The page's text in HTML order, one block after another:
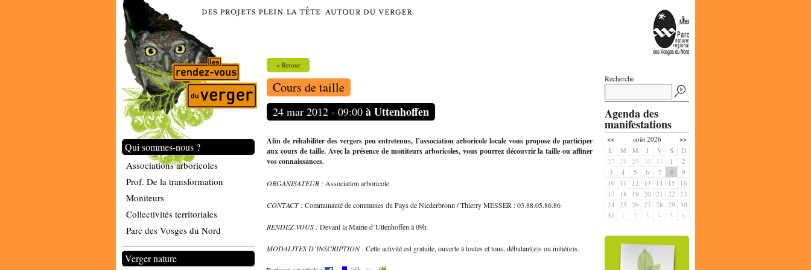
Qui sommes-nous ?
Associations arboricoles
Prof. De la transformation
Moniteurs
Collectivités territoriales
Parc des Vosges du Nord
Verger nature
Recherche
Agenda des
manifestations
<< août 2026
>>
L
M M J V S
D
27
28 29 30 31 1
2
3
4 5 6 7 8
9
10
11 12 13 14 15
16
17
18 19 20 21 22 23
24 25 26 27 28 29 30
31
1 2 3 4 5 6
« Retour
Cours de taille
24 mar 2012 - 09:00 à Uttenhoffen
Afin de réhabiliter des vergers peu entretenus, l’association arboricole locale vous propose de participer
aux cours de taille. Avec la présence de moniteurs arboricoles, vous pourrez découvrir la taille ou affiner
vos connaissances.
ORGANISATEUR : Association arboricole
CONTACT : Communauté de communes du Pays de Niederbronn / Thierry MESSER : 03.88.05.86.86
RENDEZ-VOUS : Devant la Mairie d’Uttenhoffen à 09h
MODALITES D’INSCRIPTION : Cette activité est gratuite, ouverte à toutes et tous, débutant(e)s ou initié(e)s.